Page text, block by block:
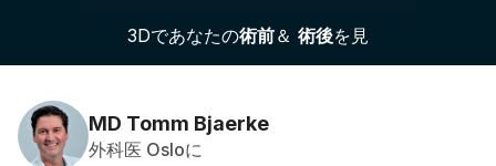
サブスクリプションプラン
患者様のレビュー
3Dであなたの術前＆ 術後を見
MD Tomm Bjaerke
外科医 Osloに